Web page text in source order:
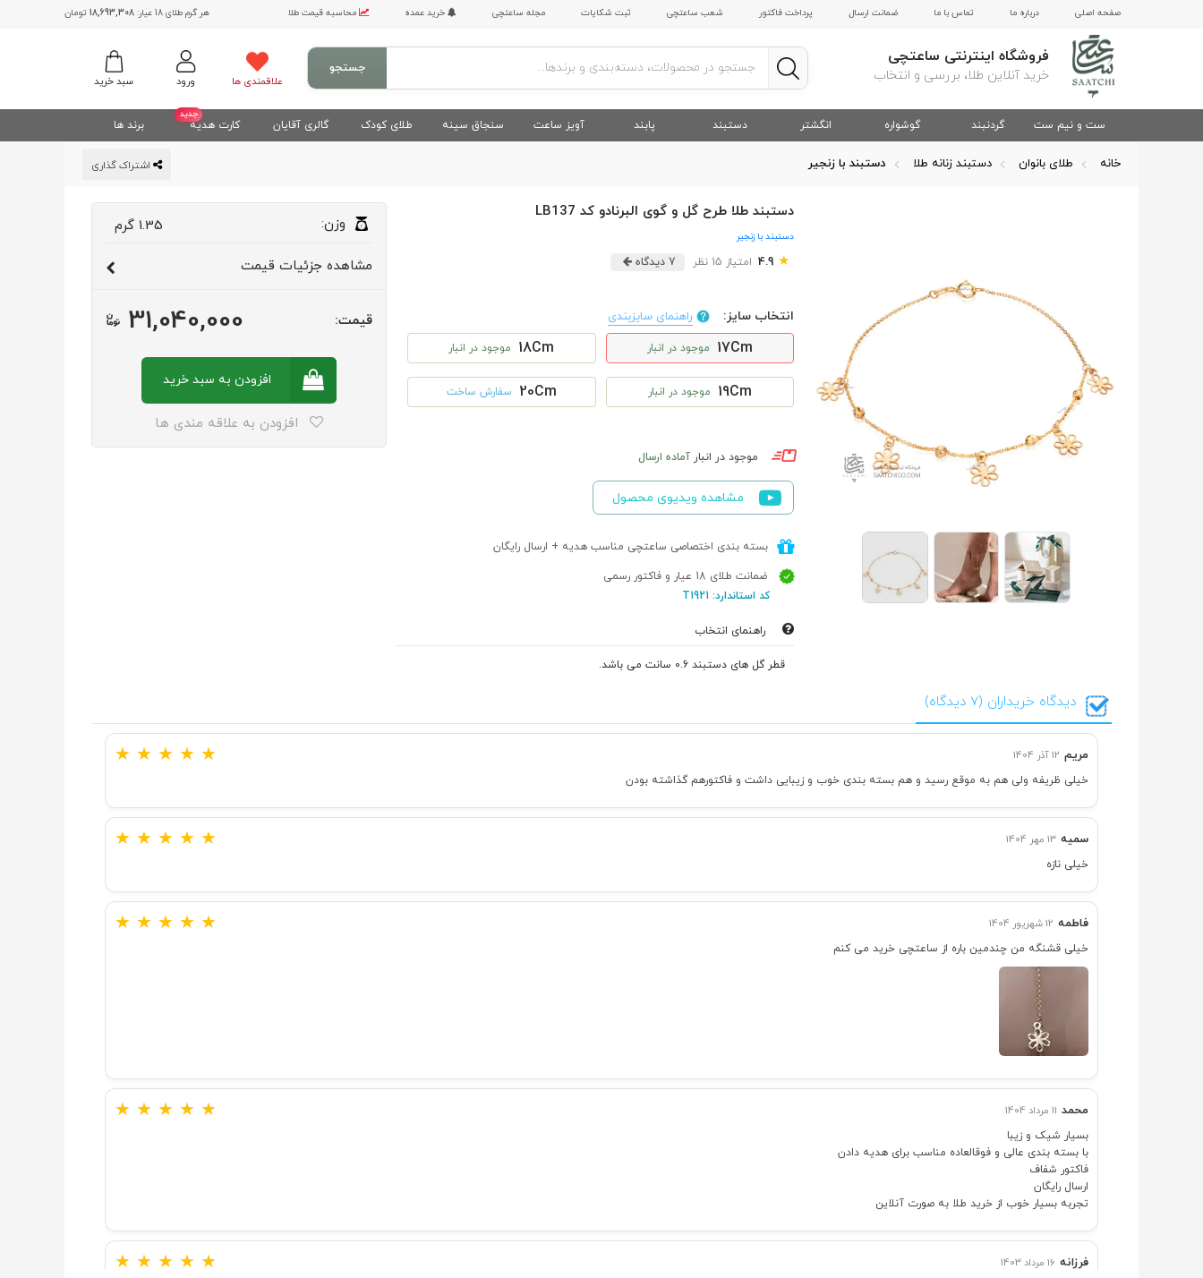
صفحه اصلی درباره ما تماس با ما ضمانت ارسال پرداخت فاکتور شعب ساعتچی ثبت شکایات مجله ساعتچی خرید عمده محاسبه قیمت طلا هر گرم طلای 18 عیار: 18,693,308 تومان
فروشگاه اینترنتی ساعتچی
خرید آنلاین طلا، بررسی و انتخاب سبد خرید ورود علاقمندی ها
جستجو
ست و نیم ست گردنبند گوشواره انگشتر دستبند پابند آویز ساعت سنجاق سینه طلای کودک گالری آقایان
جدید
کارت هدیه برند ها
خانه طلای بانوان دستبند زنانه طلا دستبند با زنجیر
دستبند طلا طرح گل و گوی البرنادو کد LB137
دستبند با زنجیر
★
4.9 امتیاز 15 نظر 7 دیدگاه
انتخاب سایز: راهنمای سایزبندی
17Cm موجود در انبار 18Cm موجود در انبار
19Cm موجود در انبار 20Cm سفارش ساخت
موجود در انبار آماده ارسال
مشاهده ویدیوی محصول
بسته بندی اختصاصی ساعتچی مناسب هدیه + ارسال رایگان
ضمانت طلای 18 عیار و فاکتور رسمی
کد استاندارد: T1921
راهنمای انتخاب
قطر گل های دستبند 0.6 سانت می باشد.
وزن: 1.35 گرم
مشاهده جزئیات قیمت
قیمت: 31,040,000
افزودن به سبدخرید
افزودن به علاقه مندی ها
دیدگاه خریداران (7 دیدگاه)
مریم 12 آذر 1404 ★ ★ ★ ★ ★
خیلی ظریفه ولی هم به موقع رسید و هم بسته بندی خوب و زیبایی داشت و فاکتورهم گذاشته بودن
سمیه 13 مهر 1404 ★ ★ ★ ★ ★
خیلی نازه
فاطمه 12 شهریور 1404 ★ ★ ★ ★ ★
خیلی قشنگه من چندمین باره از ساعتچی خرید می کنم
محمد 11 مرداد 1404 ★ ★ ★ ★ ★
بسیار شیک و زیبا
با بسته بندی عالی و فوقالعاده مناسب برای هدیه دادن
فاکتور شفاف
ارسال رایگان
تجربه بسیار خوب از خرید طلا به صورت آنلاین
فرزانه 16 مرداد 1403 ★ ★ ★ ★ ★